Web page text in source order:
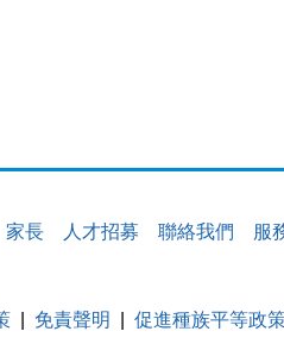
家長 人才招募 聯絡我們 服
免責聲明 促進種族平等政